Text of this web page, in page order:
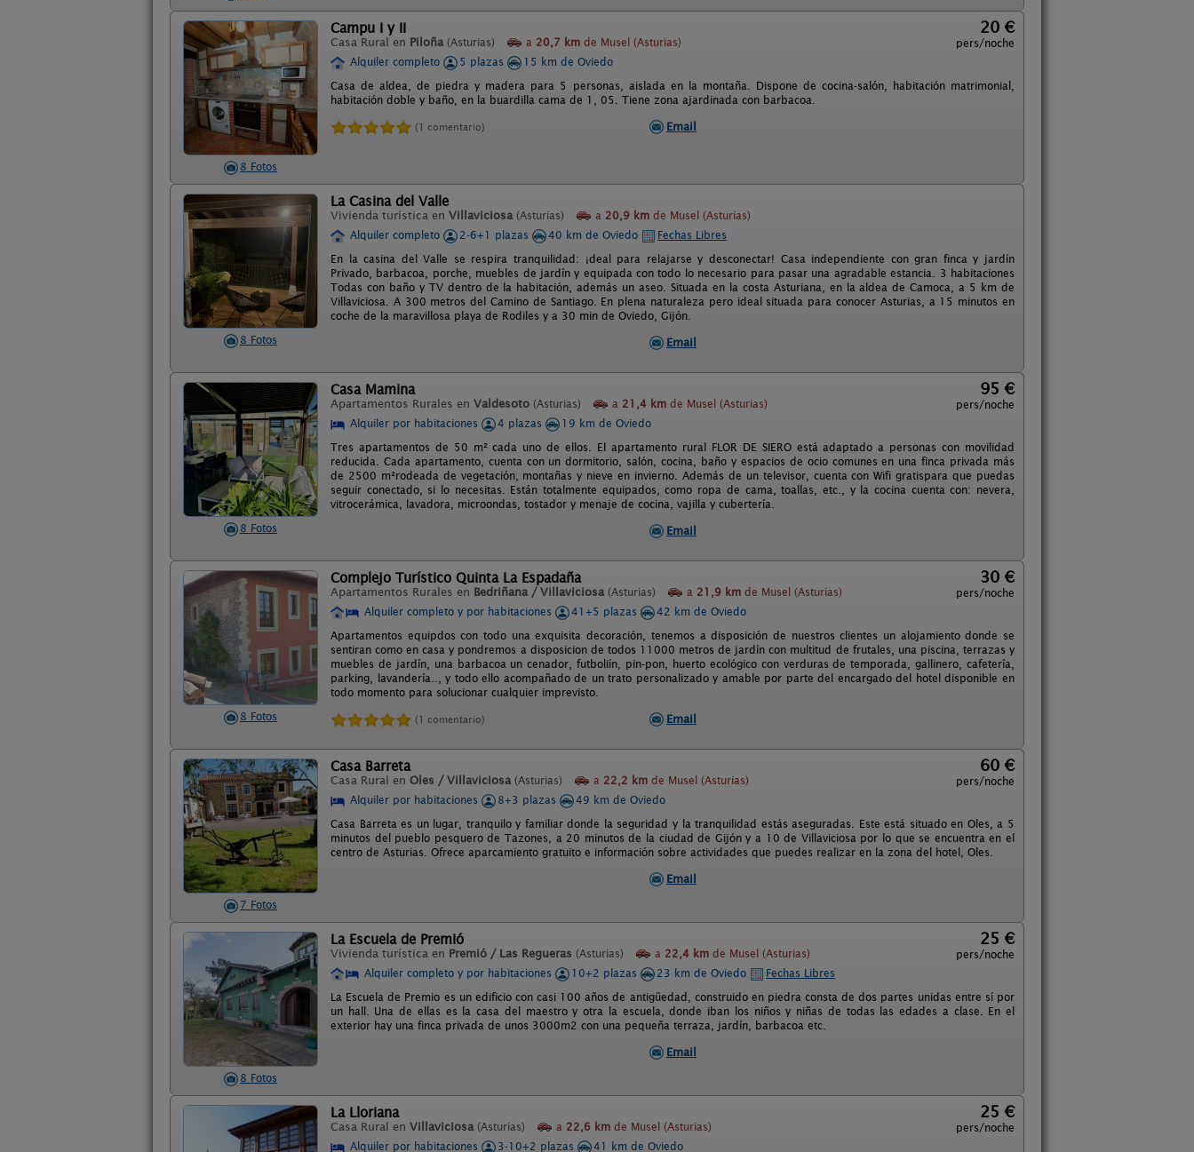
8 Fotos
Campu I y II
Casa Rural en Piloña (Asturias) a 20,7 km de Musel (Asturias)
20 €
pers/noche
Alquiler completo
5 plazas
15 km de Oviedo
Casa de aldea, de piedra y madera para 5 personas, aislada en la montaña. Dispone de cocina-salón, habitación matrimonial,
habitación doble y baño, en la buardilla cama de 1, 05. Tiene zona ajardinada con barbacoa.
(1 comentario) Email
8 Fotos
La Casina del Valle
Vivienda turística en Villaviciosa (Asturias) a 20,9 km de Musel (Asturias)
Alquiler completo
2-6+1 plazas 40 km de Oviedo
Fechas Libres
En la casina del Valle se respira tranquilidad: ¡deal para relajarse y desconectar! Casa independiente con gran finca y jardín
Privado, barbacoa, porche, muebles de jardín y equipada con todo lo necesario para pasar una agradable estancia. 3 habitaciones
Todas con baño y TV dentro de la habitación, además un aseo. Situada en la costa Asturiana, en la aldea de Camoca, a 5 km de
Villaviciosa. A 300 metros del Camino de Santiago. En plena naturaleza pero ideal situada para conocer Asturias, a 15 minutos en
coche de la maravillosa playa de Rodiles y a 30 min de Oviedo, Gijón.
Email
8 Fotos
Casa Mamina
Apartamentos Rurales en Valdesoto (Asturias) a 21,4 km de Musel (Asturias)
95 €
pers/noche
Alquiler por habitaciones
4 plazas
19 km de Oviedo
Tres apartamentos de 50 m² cada uno de ellos. El apartamento rural FLOR DE SIERO está adaptado a personas con movilidad
reducida. Cada apartamento, cuenta con un dormitorio, salón, cocina, baño y espacios de ocio comunes en una finca privada más
de 2500 m²rodeada de vegetación, montañas y nieve en invierno. Además de un televisor, cuenta con Wifi gratispara que puedas
seguir conectado, si lo necesitas. Están totalmente equipados, como ropa de cama, toallas, etc., y la cocina cuenta con: nevera,
vitrocerámica, lavadora, microondas, tostador y menaje de cocina, vajilla y cubertería.
Email
8 Fotos
Complejo Turístico Quinta La Espadaña
Apartamentos Rurales en Bedriñana / Villaviciosa (Asturias) a 21,9 km de Musel (Asturias)
30 €
pers/noche
Alquiler completo y por habitaciones
41+5 plazas
42 km de Oviedo
Apartamentos equipdos con todo una exquisita decoración, tenemos a disposición de nuestros clientes un alojamiento donde se
sentiran como en casa y pondremos a disposicion de todos 11000 metros de jardín con multitud de frutales, una piscina, terrazas y
muebles de jardín, una barbacoa un cenador, futboliín, pin-pon, huerto ecológico con verduras de temporada, gallinero, cafetería,
parking, lavandería.., y todo ello acompañado de un trato personalizado y amable por parte del encargado del hotel disponible en
todo momento para solucionar cualquier imprevisto.
(1 comentario) Email
7 Fotos
Casa Barreta
Casa Rural en Oles / Villaviciosa (Asturias) a 22,2 km de Musel (Asturias)
60 €
pers/noche
Alquiler por habitaciones
8+3 plazas
49 km de Oviedo
Casa Barreta es un lugar, tranquilo y familiar donde la seguridad y la tranquilidad estás aseguradas. Este está situado en Oles, a 5
minutos del pueblo pesquero de Tazones, a 20 minutos de la ciudad de Gijón y a 10 de Villaviciosa por lo que se encuentra en el
centro de Asturias. Ofrece aparcamiento gratuito e información sobre actividades que puedes realizar en la zona del hotel, Oles.
Email
8 Fotos
La Escuela de Premió
Vivienda turística en Premió / Las Regueras (Asturias) a 22,4 km de Musel (Asturias)
25 €
pers/noche
Alquiler completo y por habitaciones
10+2 plazas 23 km de Oviedo
Fechas Libres
La Escuela de Premio es un edificio con casi 100 años de antigüedad, construido en piedra consta de dos partes unidas entre sí por
un hall. Una de ellas es la casa del maestro y otra la escuela, donde iban los niños y niñas de todas las edades a clase. En el
exterior hay una finca privada de unos 3000m2 con una pequeña terraza, jardín, barbacoa etc.
Email
La Lloriana
Casa Rural en Villaviciosa (Asturias) a 22,6 km de Musel (Asturias)
25 €
pers/noche
Alquiler por habitaciones
3-10+2 plazas 41 km de Oviedo